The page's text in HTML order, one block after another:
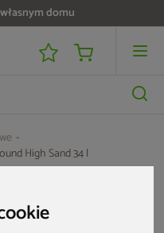
domu
High Sand 34 l